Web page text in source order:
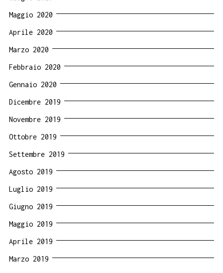
Maggio 2020
Aprile 2020
Marzo 2020
Febbraio 2020
Gennaio 2020
Dicembre 2019
Novembre 2019
Ottobre 2019
Settembre 2019
Agosto 2019
Luglio 2019
Giugno 2019
Maggio 2019
Aprile 2019
Marzo 2019